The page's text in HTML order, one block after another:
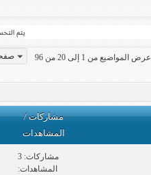
صفحة 1 عرض المواضيع من 1 إلى 20 من 96
مشاركات/
المشاهدات
مشاركات:3
المشاهدات: